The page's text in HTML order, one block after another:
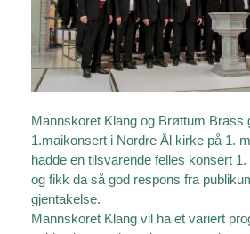
Mannskoret Klang og Brøttum Brass
1.maikonsert i Nordre Ål kirke på 1.
hadde en tilsvarende felles konsert
og fikk da så god respons fra
gjentakelse.
Mannskoret Klang vil ha et variert